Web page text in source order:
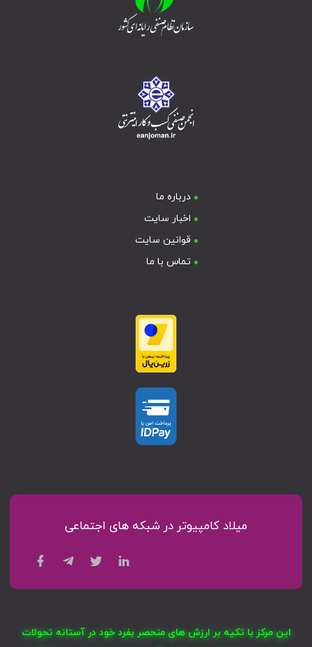
درباره ما
اخبار سایت
قوانین سایت
تماس با ما
میلاد کامپیوتر در شبکه های اجتماعی
این مرکز با تکیه بر ارزش های منحصر بفرد خود در آستانه تحولات